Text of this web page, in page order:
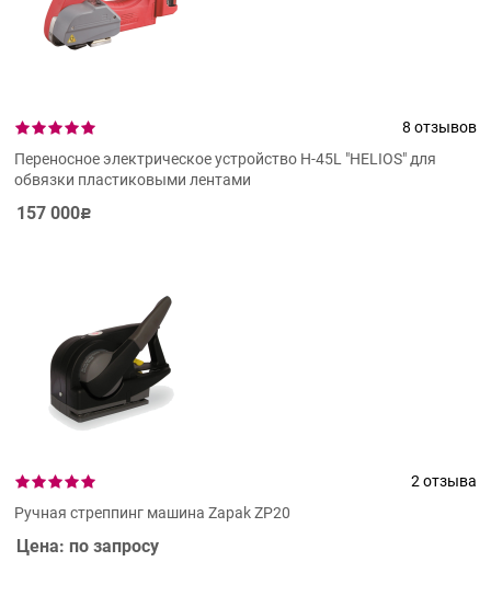
8 отзывов
Переносное электрическое устройство H-45L "HELIOS" для
обвязки пластиковыми лентами
157 000Р
2 отзыва
Ручная стреппинг машина Zapak ZP20
Цена: по запросу